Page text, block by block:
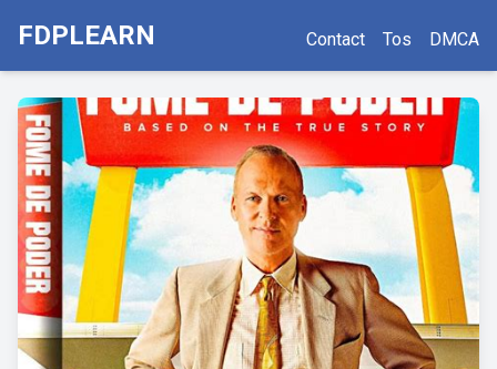
FDPLEARN Contact Tos DMCA